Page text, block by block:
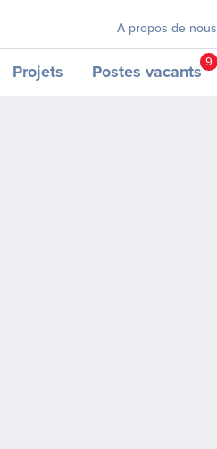
A propos de nous
Projets Postes vacants9